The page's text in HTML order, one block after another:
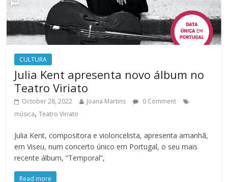
CULTURA
Julia Kent apresenta novo álbum no
Teatro Viriato
October 28, 2022 Joana Martins
0 Comment
música,Teatro Viriato
Julia Kent, compositora e violoncelista, apresenta amanhã,
em Viseu, num concerto único em Portugal, o seu mais
recente álbum, “Temporal”,
Read more